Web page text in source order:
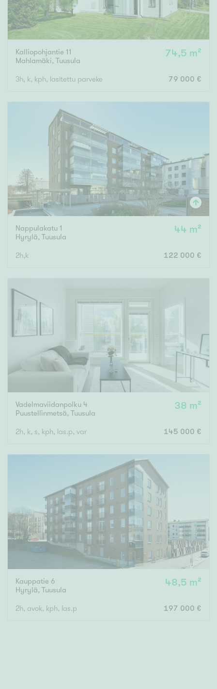
Kalliopohjantie 11
Mahlamäki, Tuusula
74,5 m²
3h, k, kph, lasitettu parveke 79 000 €
Nappulakatu 1
Hyrylä, Tuusula
44 m²
2h,k 122 000 €
Vadelmaviidanpolku 4
Puustellinmetsä, Tuusula
38 m²
2h, k, s, kph, las.p, var 145 000 €
Kauppatie 6
Hyrylä, Tuusula
48,5 m²
2h, avok, kph, las.p 197 000 €